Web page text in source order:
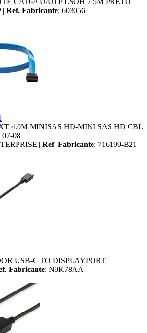
CAT6A U/UTP LSOH 7.5M PRETO
| Ref. Fabricante: 603056
4.0M MINISAS HD-MINI SAS HD CBL
07-08
| Ref. Fabricante: 716199-B21
USB-C TO DISPLAYPORT
Fabricante: N9K78AA